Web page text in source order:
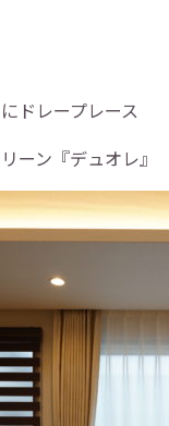
ドレープレース
ーン『デュオレ』